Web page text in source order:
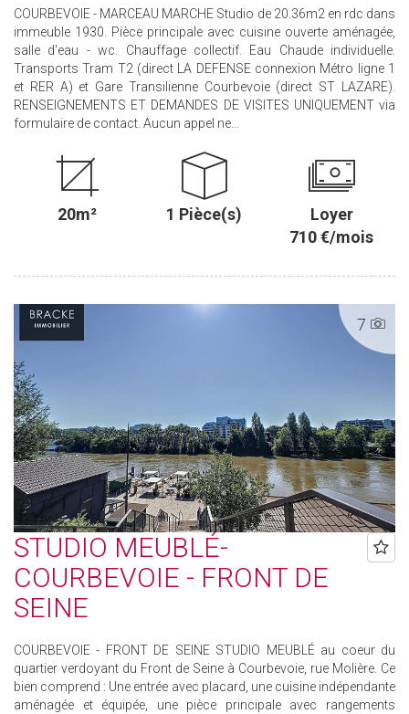
COURBEVOIE - MARCEAU MARCHE Studio de 20.36m2 en rdc dans
immeuble 1930. Pièce principale avec cuisine ouverte aménagée,
salle d'eau - wc. Chauffage collectif. Eau Chaude individuelle.
Transports Tram T2 (direct LA DEFENSE connexion Métro ligne 1
et RER A) et Gare Transilienne Courbevoie (direct ST LAZARE).
RENSEIGNEMENTS ET DEMANDES DE VISITES UNIQUEMENT via
formulaire de contact. Aucun appel ne...
20m² 1 Pièce(s)
Loyer
710 €/mois
7
STUDIO MEUBLÉ-
COURBEVOIE - FRONT DE
SEINE
COURBEVOIE - FRONT DE SEINE STUDIO MEUBLÉ au coeur du
quartier verdoyant du Front de Seine à Courbevoie, rue Molière. Ce
bien comprend : Une entrée avec placard, une cuisine indépendante
aménagée et équipée, une pièce principale avec rangements